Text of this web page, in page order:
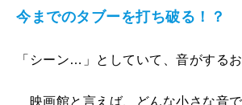
今までのタブーを打ち破る！？
「シーン…」としていて、音がする
映画館と言えば、どんな小さな音